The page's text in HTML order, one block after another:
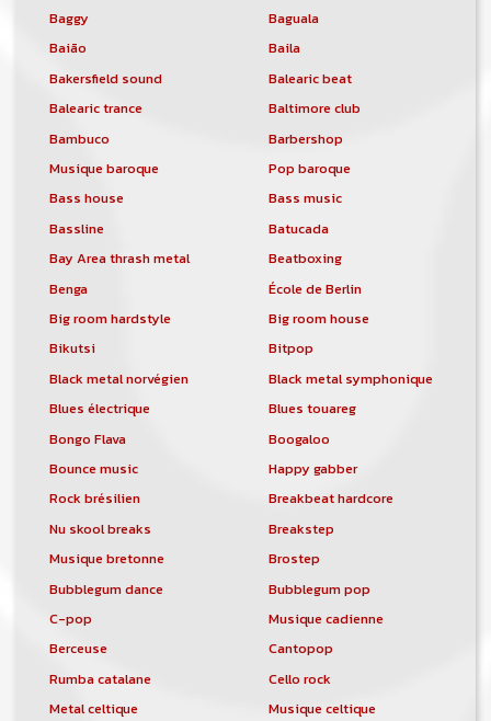
Baggy
Baguala
Baião
Baila
Bakersfield sound
Balearic beat
Balearic trance
Baltimore club
Bambuco
Barbershop
Musique baroque
Pop baroque
Bass house
Bass music
Bassline
Batucada
Bay Area thrash metal
Beatboxing
Benga
École de Berlin
Big room hardstyle
Big room house
Bikutsi
Bitpop
Black metal norvégien
Black metal symphonique
Blues électrique
Blues touareg
Bongo Flava
Boogaloo
Bounce music
Happy gabber
Rock brésilien
Breakbeat hardcore
Nu skool breaks
Breakstep
Musique bretonne
Brostep
Bubblegum dance
Bubblegum pop
C-pop
Musique cadienne
Berceuse
Cantopop
Rumba catalane
Cello rock
Metal celtique
Musique celtique